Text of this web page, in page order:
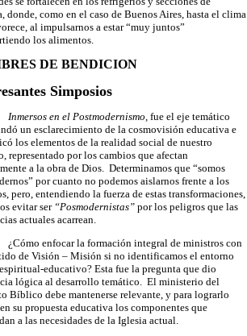
donde, como en el caso de Buenos Aires, hasta el clima
al impulsarnos a estar “muy juntos”
los alimentos.
DE BENDICION
Simposios
Inmersos en el Postmodernismo,fue el eje temático
un esclarecimiento de la cosmovisión educativa e
los elementos de la realidad social de nuestro
representado por los cambios que afectan
a la obra de Dios. Determinamos que “somos
por cuanto no podemos aislarnos frente a los
pero, entendiendo la fuerza de estas transformaciones,
evitar ser “Posmodernistas” por los peligros que las
actuales acarrean.
¿Cómo enfocar la formación integral de ministros con
de Visión – Misión si no identificamos el entorno
educativo? Esta fue la pregunta que dio
lógica al desarrollo temático. El ministerio del
Bíblico debe mantenerse relevante, y para lograrlo
su propuesta educativa los componentes que
a las necesidades de la Iglesia actual.